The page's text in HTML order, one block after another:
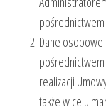
Dane
realizacji
także w celu